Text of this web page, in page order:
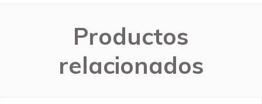
Productos
relacionados